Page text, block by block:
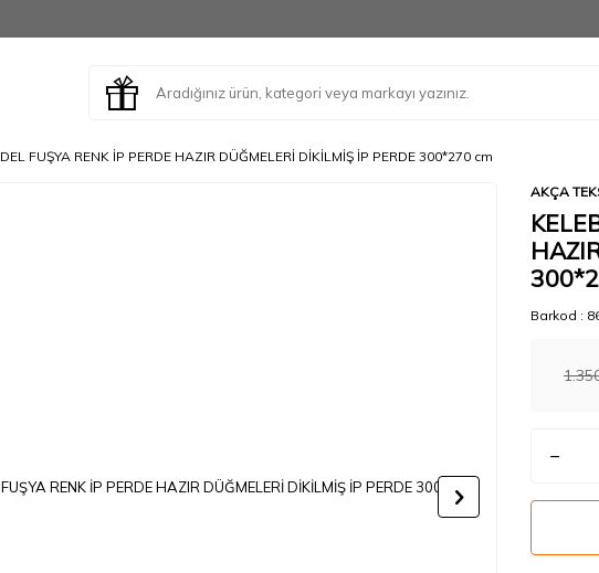
FUŞYA RENK İP PERDE HAZIR DÜĞMELERİ DİKİLMİŞ İP PERDE 300*270 cm
AKÇA
Barkod :